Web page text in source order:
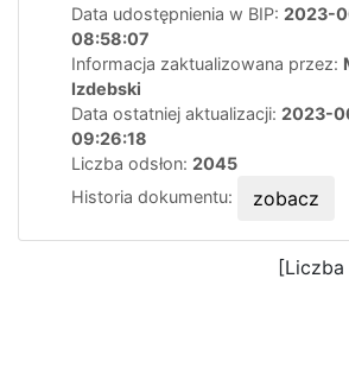
Data udostępnienia w BIP: 2023-
08:58:07
Informacja zaktualizowana przez:
Izdebski
Data ostatniej aktualizacji: 2023-
09:26:18
Liczba odsłon: 2045
Historia dokumentu:
zobacz
[Liczba